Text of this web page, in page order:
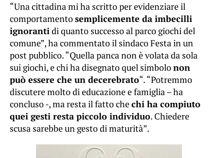
“Una cittadina mi ha scritto per evidenziare il
comportamentosemplicemente da imbecilli
ignorantidi quanto successo al parco giochi del
comune”, ha commentato il sindaco Festa in un
post pubblico. “Quella panca non è volata da sola
sui giochi, e chi ha disegnato quel simbolonon
può essere che un decerebrato“. “Potremmo
discutere molto di educazione e famiglia – ha
concluso -, ma resta il fatto chechi ha compiuto
quei gesti resta piccolo individuo. Chiedere
scusa sarebbe un gesto di maturità”.